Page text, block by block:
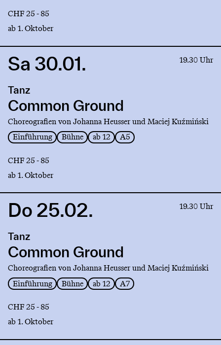
CHF 25 - 85
ab 1. Oktober
Link
Common
Ground
Sa 30.01. 19.30 Uhr
Tanz
Common Ground
Choreografien von Johanna Heusser und Maciej Kuźmiński
Einführung
Bühne ab 12 A5
CHF 25 - 85
ab 1. Oktober
Link
Common
Ground
Do 25.02. 19.30 Uhr
Tanz
Common Ground
Choreografien von Johanna Heusser und Maciej Kuźmiński
Einführung
Bühne ab 12 A7
CHF 25 - 85
ab 1. Oktober